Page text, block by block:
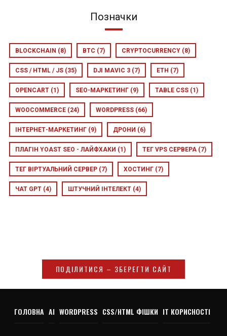
Позначки
BLOCKCHAIN (8) BTC (7) CRYPTOCURRENCY (8)
CSS / HTML / JS (35) DJI MAVIC 3 (7) ETH (7)
OPENCART (1) SEO-МАРКЕТИНГ (9) TABLE CSS (1)
WOOCOMMERCE (24) WORDPRESS (66)
ІНТЕРНЕТ-МАРКЕТИНГ (9) ДРОНИ (6)
ПЛАГІН YOAST SEO - ЛАЙФХАКИ (1) ТЕГ VPS СЕРВЕРА (7)
ТЕГ ВІРТУАЛЬНИЙ СЕРВЕР (7) ХОСТИНГ (7)
ЧАТ GPT (4) ШТУЧНИЙ ІНТЕЛЕКТ (4)
ПОДІЛИТИСЯ – ЗБЕРЕГТИ САЙТ
ГОЛОВНА AI WORDPRESS CSS/HTML ФІШКИ IT КОРИСНОСТІ